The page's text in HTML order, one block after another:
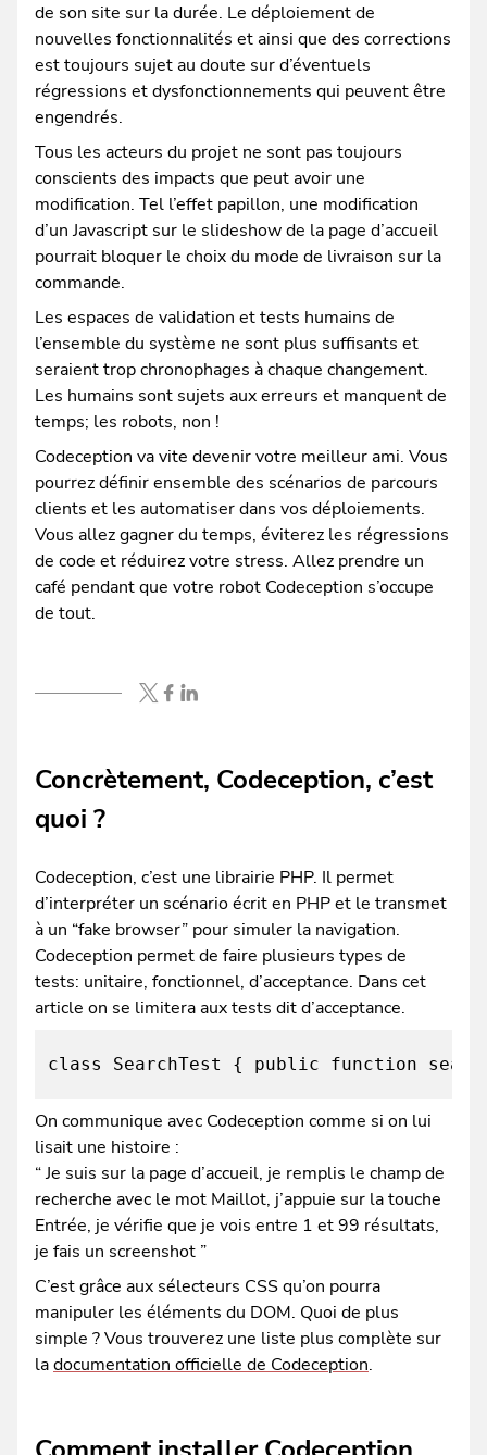
de son site sur la durée. Le déploiement de
nouvelles fonctionnalités et ainsi que des corrections
est toujours sujet au doute sur d’éventuels
régressions et dysfonctionnements qui peuvent être
engendrés.
Tous les acteurs du projet ne sont pas toujours
conscients des impacts que peut avoir une
modification. Tel l’effet papillon, une modification
d’un Javascript sur le slideshow de la page d’accueil
pourrait bloquer le choix du mode de livraison sur la
commande.
Les espaces de validation et tests humains de
l’ensemble du système ne sont plus suffisants et
seraient trop chronophages à chaque changement.
Les humains sont sujets aux erreurs et manquent de
temps; les robots, non !
Codeception va vite devenir votre meilleur ami. Vous
pourrez définir ensemble des scénarios de parcours
clients et les automatiser dans vos déploiements.
Vous allez gagner du temps, éviterez les régressions
de code et réduirez votre stress. Allez prendre un
café pendant que votre robot Codeception s’occupe
de tout.
Concrètement, Codeception, c’est
quoi ?
Codeception, c’est une librairie PHP. Il permet
d’interpréter un scénario écrit en PHP et le transmet
à un “fake browser” pour simuler la navigation.
Codeception permet de faire plusieurs types de
tests: unitaire, fonctionnel, d’acceptance. Dans cet
article on se limitera aux tests dit d’acceptance.
class SearchTest { public function
On communique avec Codeception comme si on lui
lisait une histoire :
“ Je suis sur la page d’accueil, je remplis le champ de
recherche avec le mot Maillot, j’appuie sur la touche
Entrée, je vérifie que je vois entre 1 et 99 résultats,
je fais un screenshot ”
C’est grâce aux sélecteurs CSS qu’on pourra
manipuler les éléments du DOM. Quoi de plus
simple ? Vous trouverez une liste plus complète sur
ladocumentation officielle de Codeception.